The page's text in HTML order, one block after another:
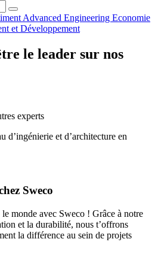
Advanced Engineering Economie
et Développement
le leader sur nos
experts
d’ingénierie et d’architecture en
Sweco
monde avec Sweco ! Grâce à notre
et la durabilité, nous t’offrons
la différence au sein de projets